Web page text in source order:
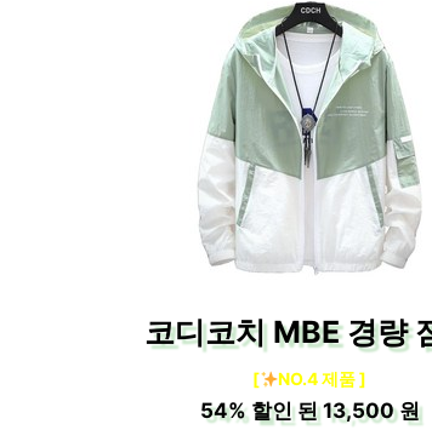
코디코치 MBE 경량
[ NO.4 제품 ]
54%할인 된13,500 원